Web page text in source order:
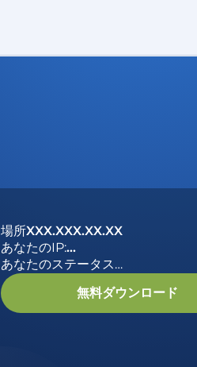
場所XXX.XXX.XX.XX
あなたのIP:…
あなたのステータス…
無料ダウンロード